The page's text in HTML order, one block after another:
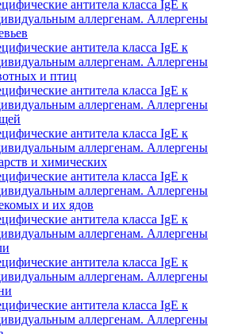
антитела класса IgE к
аллергенам. Аллергены
антитела класса IgE к
аллергенам. Аллергены
и птиц
антитела класса IgE к
аллергенам. Аллергены
антитела класса IgE к
аллергенам. Аллергены
и химических
антитела класса IgE к
аллергенам. Аллергены
и их ядов
антитела класса IgE к
аллергенам. Аллергены
антитела класса IgE к
аллергенам. Аллергены
антитела класса IgE к
аллергенам. Аллергены